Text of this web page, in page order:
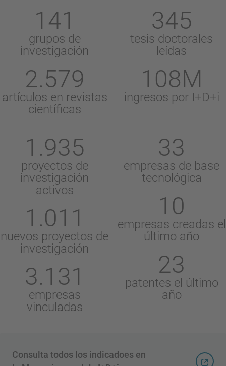
141
grupos de
investigación
2.579
artículos en revistas
científicas
345
tesis doctorales
leídas
108M
ingresos por I+D+i
1.935
proyectos de
investigación
activos
1.011
nuevos proyectos de
investigación
3.131
empresas
vinculadas
33
empresas de base
tecnológica
10
empresas creadas el
último año
23
patentes el último
año
Consulta todos los indicadoes en